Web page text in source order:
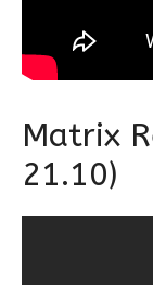
Matrix
21.10)